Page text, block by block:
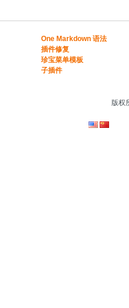
One Markdown 语法
插件修复
珍宝菜单模板
子插件
版权